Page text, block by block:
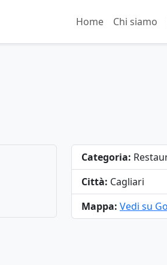
Home Chi siamo
Categoria:
Città: Cagliari
Mappa: Vedi su